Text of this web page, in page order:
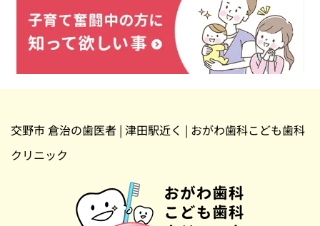
交野市 倉治の歯医者 | 津田駅近く | おがわ歯科こども歯科
クリニック